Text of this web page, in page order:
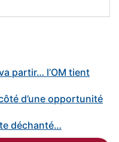
partir… l’OM tient
d’une opportunité
déchanté…